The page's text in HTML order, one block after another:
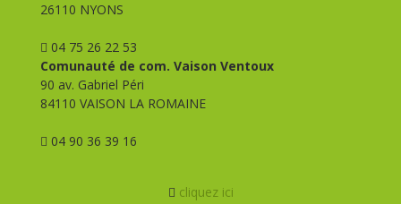
26110 NYONS
04 75 26 22 53
Comunauté de com. Vaison Ventoux
90 av. Gabriel Péri
84110 VAISON LA ROMAINE
04 90 36 39 16
cliquez ici